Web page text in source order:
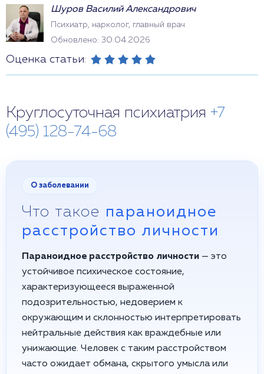
Шуров Василий Александрович
Психиатр, нарколог, главный врач
Обновлено: 30.04.2026
Оценка статьи:
Круглосуточная психиатрия +7
(495) 128-74-68
О заболевании
Что такое параноидное
расстройство личности
Параноидное расстройство личности — это
устойчивое психическое состояние,
характеризующееся выраженной
подозрительностью, недоверием к
окружающим и склонностью интерпретировать
нейтральные действия как враждебные или
унижающие. Человек с таким расстройством
часто ожидает обмана, скрытого умысла или